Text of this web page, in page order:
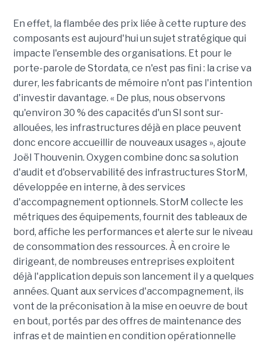
En effet, la flambée des prix liée à cette rupture des
composants est aujourd'hui un sujet stratégique qui
impacte l'ensemble des organisations. Et pour le
porte-parole de Stordata, ce n'est pas fini : la crise va
durer, les fabricants de mémoire n'ont pas l'intention
d'investir davantage. « De plus, nous observons
qu'environ 30 % des capacités d'un SI sont sur-
allouées, les infrastructures déjà en place peuvent
donc encore accueillir de nouveaux usages », ajoute
Joël Thouvenin. Oxygen combine donc sa solution
d'audit et d'observabilité des infrastructures StorM,
développée en interne, à des services
d'accompagnement optionnels. StorM collecte les
métriques des équipements, fournit des tableaux de
bord, affiche les performances et alerte sur le niveau
de consommation des ressources. À en croire le
dirigeant, de nombreuses entreprises exploitent
déjà l'application depuis son lancement il y a quelques
années. Quant aux services d'accompagnement, ils
vont de la préconisation à la mise en oeuvre de bout
en bout, portés par des offres de maintenance des
infras et de maintien en condition opérationnelle